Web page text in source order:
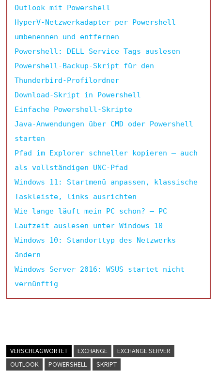
Outlook mit Powershell
HyperV-Netzwerkadapter per Powershell
umbenennen und entfernen
Powershell: DELL Service Tags auslesen
Powershell-Backup-Skript für den
Thunderbird-Profilordner
Download-Skript in Powershell
Einfache Powershell-Skripte
Java-Anwendungen über CMD oder Powershell
starten
Pfad im Explorer schneller kopieren – auch
als vollständigen UNC-Pfad
Windows 11: Startmenü anpassen, klassische
Taskleiste, links ausrichten
Wie lange läuft mein PC schon? – PC
Laufzeit auslesen unter Windows 10
Windows 10: Standorttyp des Netzwerks
ändern
Windows Server 2016: WSUS startet nicht
vernünftig
VERSCHLAGWORTET EXCHANGE
EXCHANGE SERVER
OUTLOOK
POWERSHELL SKRIPT